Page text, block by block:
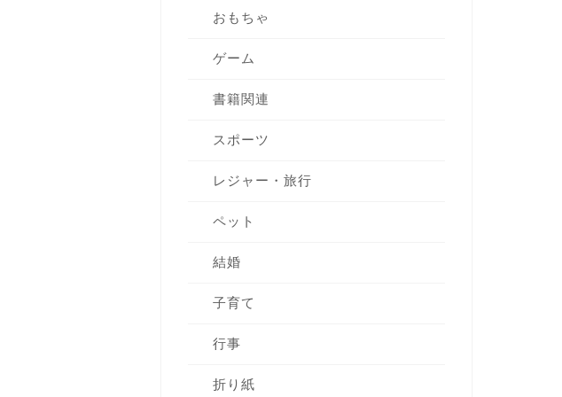
おもちゃ
ゲーム
書籍関連
スポーツ
レジャー・旅行
ペット
結婚
子育て
行事
折り紙